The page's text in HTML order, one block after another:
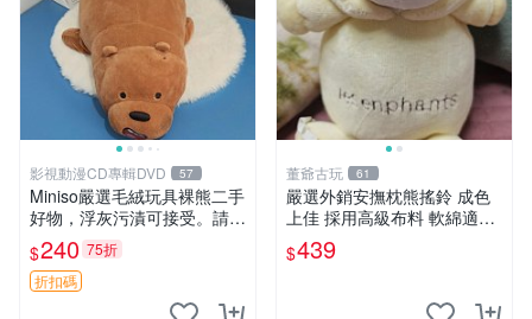
影視動漫CD專輯DVD 57
Miniso嚴選毛絨玩具裸熊二手
好物，浮灰污漬可接受。請詳
閱照片再下單，售出不退不
換。全新品相收藏推薦。 裸
熊 毛絨玩具 收藏
$240 75折
折扣碼
董爺古玩 61
嚴選外銷安撫枕熊搖鈴 成色
上佳 採用高級布料 軟綿適合
收藏 安心選購 安撫枕 熊玩具
搖鈴
$439